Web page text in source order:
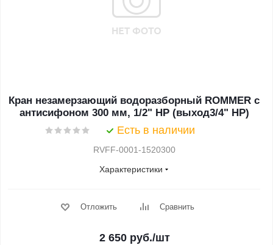
Кран незамерзающий водоразборный ROMMER с
антисифоном 300 мм, 1/2" НР (выход3/4" НР)
Есть в наличии
RVFF-0001-1520300
Характеристики
Отложить Сравнить
2 650руб./шт